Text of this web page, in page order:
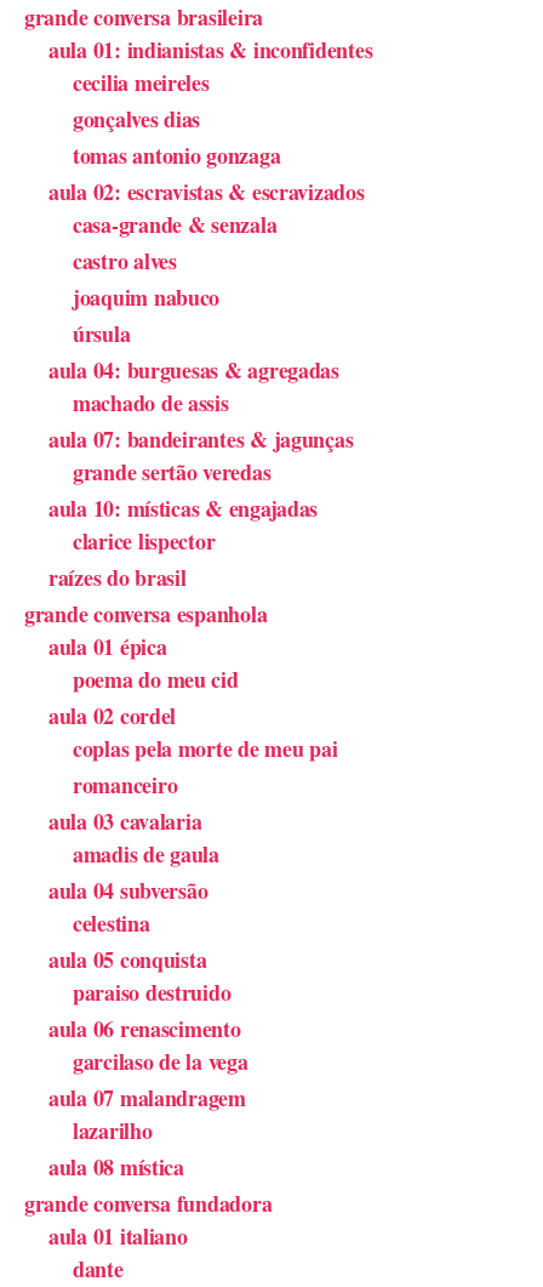
grande conversa brasileira
aula 01: indianistas & inconfidentes
cecilia meireles
gonçalves dias
tomas antonio gonzaga
aula 02: escravistas & escravizados
casa-grande & senzala
castro alves
joaquim nabuco
úrsula
aula 04: burguesas & agregadas
machado de assis
aula 07: bandeirantes & jagunças
grande sertão veredas
aula 10: místicas & engajadas
clarice lispector
raízes do brasil
grande conversa espanhola
aula 01 épica
poema do meu cid
aula 02 cordel
coplas pela morte de meu pai
romanceiro
aula 03 cavalaria
amadis de gaula
aula 04 subversão
celestina
aula 05 conquista
paraiso destruido
aula 06 renascimento
garcilaso de la vega
aula 07 malandragem
lazarilho
aula 08 mística
grande conversa fundadora
aula 01 italiano
dante